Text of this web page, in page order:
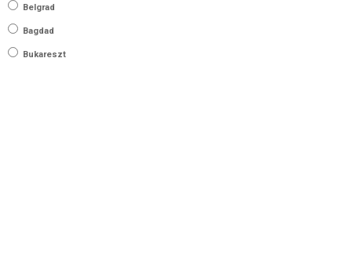
Belgrad
Bagdad
Bukareszt